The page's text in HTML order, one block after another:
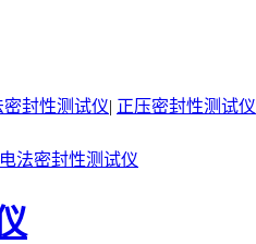
封性测试仪| 正压密封性测试仪
法密封性测试仪